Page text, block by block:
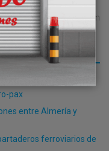
pax
entre Almería y
ferroviarios de